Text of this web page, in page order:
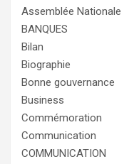
Assemblée Nationale
BANQUES
Bilan
Biographie
Bonne gouvernance
Business
Commémoration
Communication
COMMUNICATION